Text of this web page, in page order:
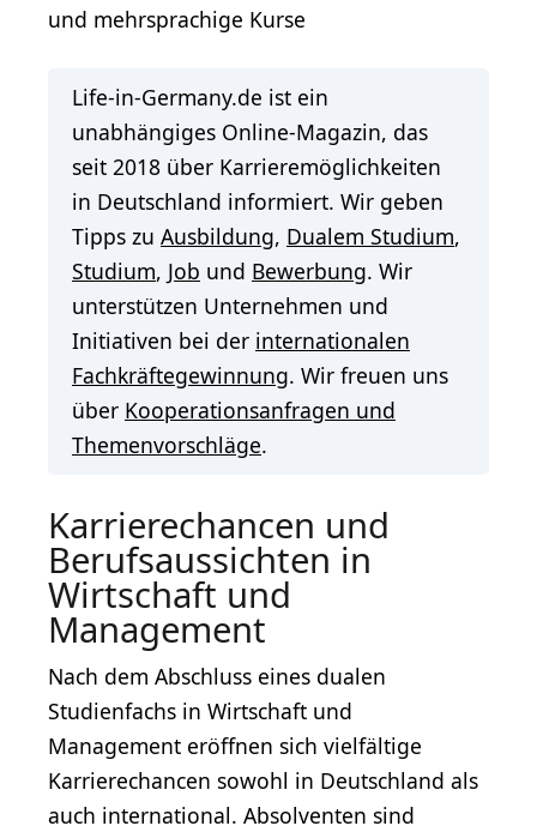
und mehrsprachige Kurse
Life-in-Germany.de ist ein
unabhängiges Online-Magazin, das
seit 2018 über Karrieremöglichkeiten
in Deutschland informiert. Wir geben
Tipps zu Ausbildung, Dualem Studium,
Studium, Job und Bewerbung. Wir
unterstützen Unternehmen und
Initiativen bei der internationalen
Fachkräftegewinnung. Wir freuen uns
über Kooperationsanfragen und
Themenvorschläge.
Karrierechancen und
Berufsaussichten in
Wirtschaft und
Management
Nach dem Abschluss eines dualen
Studienfachs in Wirtschaft und
Management eröffnen sich vielfältige
Karrierechancen sowohl in Deutschland als
auch international. Absolventen sind